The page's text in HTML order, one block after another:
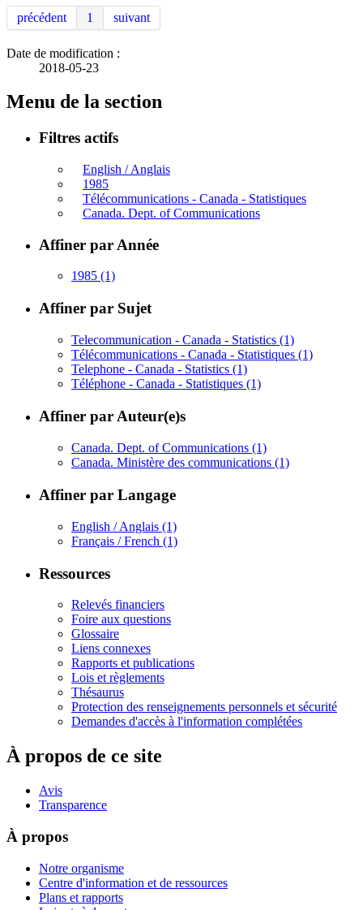
précédent 1 suivant
Date de modification :
2018-05-23
Menu de la section
Filtres actifs
English / Anglais
1985
Télécommunications - Canada - Statistiques
Canada. Dept. of Communications
Affiner par Année
1985 (1)
Affiner par Sujet
Telecommunication - Canada - Statistics (1)
Télécommunications - Canada - Statistiques (1)
Telephone - Canada - Statistics (1)
Téléphone - Canada - Statistiques (1)
Affiner par Auteur(e)s
Canada. Dept. of Communications (1)
Canada. Ministère des communications (1)
Affiner par Langage
English / Anglais (1)
Français / French (1)
Ressources
Relevés financiers
Foire aux questions
Glossaire
Liens connexes
Rapports et publications
Lois et règlements
Thésaurus
Protection des renseignements personnels et sécurité
Demandes d'accès à l'information complétées
À propos de ce site
Avis
Transparence
À propos
Notre organisme
Centre d'information et de ressources
Plans et rapports